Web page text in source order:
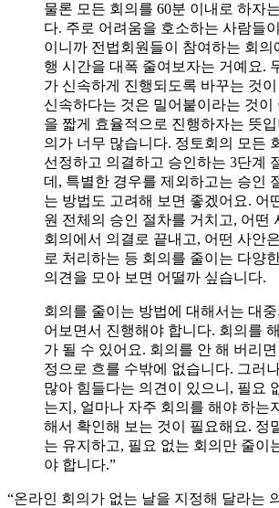
물론 모든 회의를 60분 이내로 하자
다. 주로 어려움을 호소하는 사람들
이니까 전법회원들이 참여하는 회의
행 시간을 대폭 줄여보자는 거예요.
가 신속하게 진행되도록 바꾸는 것
신속하다는 것은 밀어붙이라는 것이
을 짧게 효율적으로 진행하자는 뜻입
의가 너무 많습니다. 정토회의 모든
선정하고 의결하고 승인하는 3단계
데, 특별한 경우를 제외하고는 승인
는 방법도 고려해 보면 좋겠어요. 어
원 전체의 승인 절차를 거치고, 어떤
회의에서 의결로 끝내고, 어떤 사안
로 처리하는 등 회의를 줄이는 다양
의견을 모아 보면 어떨까 싶습니다.
회의를 줄이는 방법에 대해서는 대
어보면서 진행해야 합니다. 회의를
가 될 수 있어요. 회의를 안 해 버리
정으로 흐를 수밖에 없습니다. 그러
많아 힘들다는 의견이 있으니, 필요
는지, 얼마나 자주 회의를 해야 하는
해서 확인해 보는 것이 필요해요. 정
는 유지하고, 필요 없는 회의만 줄이
야 합니다.”
“온라인 회의가 없는 날을 지정해 달라는